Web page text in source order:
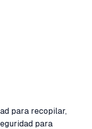
para recopilar,
para